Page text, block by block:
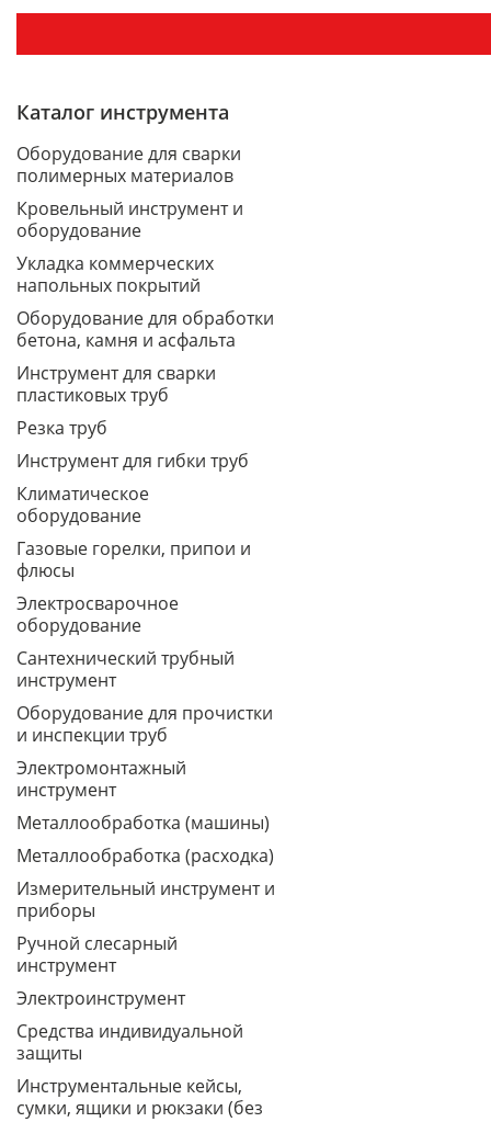
Каталог инструмента
Оборудование для сварки
полимерных материалов
Кровельный инструмент и
оборудование
Укладка коммерческих
напольных покрытий
Оборудование для обработки
бетона, камня и асфальта
Инструмент для сварки
пластиковых труб
Резка труб
Инструмент для гибки труб
Климатическое
оборудование
Газовые горелки, припои и
флюсы
Электросварочное
оборудование
Сантехнический трубный
инструмент
Оборудование для прочистки
и инспекции труб
Электромонтажный
инструмент
Металлообработка (машины)
Металлообработка (расходка)
Измерительный инструмент и
приборы
Ручной слесарный
инструмент
Электроинструмент
Средства индивидуальной
защиты
Инструментальные кейсы,
сумки, ящики и рюкзаки (без